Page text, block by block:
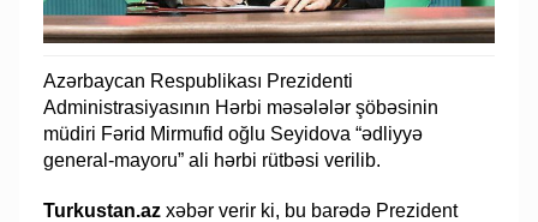
Azərbaycan Respublikası Prezidenti
Administrasiyasının Hərbi məsələlər şöbəsinin
müdiri Fərid Mirmufid oğlu Seyidova “ədliyyə
general-mayoru” ali hərbi rütbəsi verilib.
Turkustan.az xəbər verir ki, bu barədə Prezident